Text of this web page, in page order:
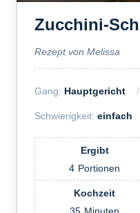
Zucchini-
Rezept von Melissa
Gang: Hauptgericht
Schwierigkeit: einfach
Ergibt
4 Portionen
Kochzeit
35 Minuten